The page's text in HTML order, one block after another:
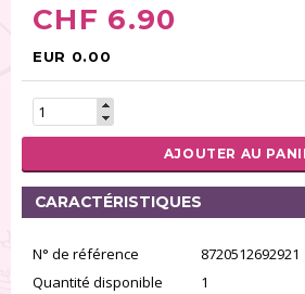
Spray (26)
Préparation et aide pour pâtisserie
Modelage/Pastillage (32)
Pâte pour créer de la dentelle (6)
Fondants (13)
RÉINITIALISER LA
CHF 6.90
EUR 0.00
AJOUTER AU
CARACTÉRISTIQUES
N° de référence
8720512692921
Quantité disponible
1